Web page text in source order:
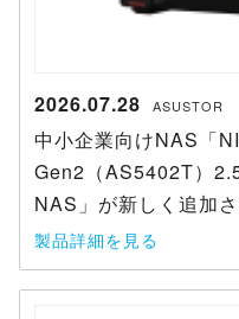
2026.07.28 ASUSTOR
中小企業向けNAS「
Gen2（AS5402T）
NAS」が新しく追加さ
製品詳細を見る